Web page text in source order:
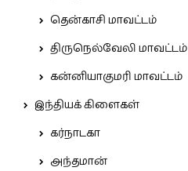
தென்காசி மாவட்டம்
திருநெல்வேலி மாவட்டம்
கன்னியாகுமரி மாவட்டம்
இந்தியக் கிளைகள்
கர்நாடகா
அந்தமான்